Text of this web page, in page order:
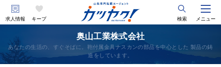
求人情報 キープ 検索 メニュー
奥山工業株式会社
あなたの生活の、すぐそばに。鞄付属金具ナスカンの部品を中心とした 製品の鋳
造をしています。